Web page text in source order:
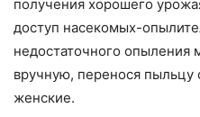
получения хорошего
доступ насекомых-
недостаточного опыления
вручную, перенося пыльцу
женские.